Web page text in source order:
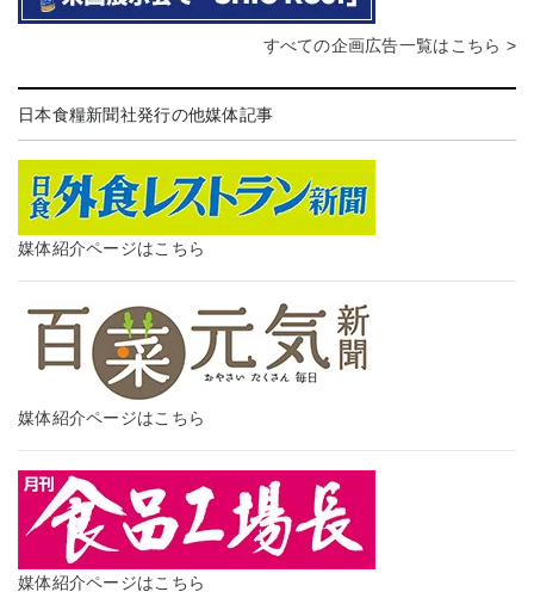
すべての企画広告一覧はこちら >
日本食糧新聞社発行の他媒体記事
媒体紹介ページはこちら
媒体紹介ページはこちら
媒体紹介ページはこちら